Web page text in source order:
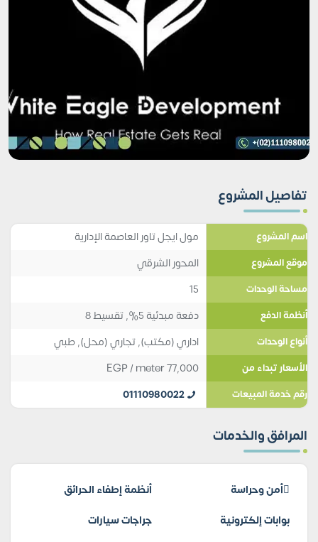
تفاصيل المشروع
اسم المشروع مول ايجل تاور العاصمة الإدارية
موقع المشروع المحور الشرقي
مساحة الوحدات 15
أنظمة الدفع دفعة مبدئية 5%, تقسيط 8
أنواع الوحدات اداري (مكتب),تجاري (محل),طبي
الأسعار تبداء من 77,000
EGP/ meter
رقم خدمة المبيعات 01110980022
المرافق والخدمات
أمن وحراسة
أنظمة إطفاء الحرائق
بوابات إلكترونية
جراجات سيارات